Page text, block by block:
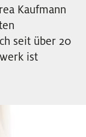
Kaufmann
seit über 20
ist